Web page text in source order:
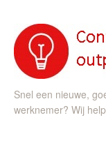
Snel een nieuwe,
werknemer? Wij